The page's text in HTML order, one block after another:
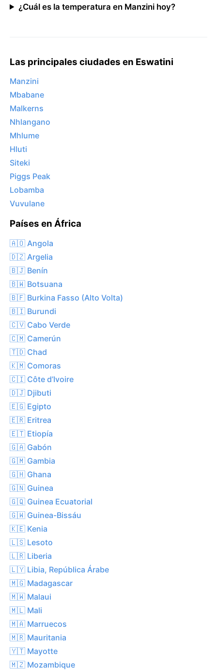
¿Cuál es la temperatura en Manzini hoy?
Las principales ciudades en Eswatini
Manzini
Mbabane
Malkerns
Nhlangano
Mhlume
Hluti
Siteki
Piggs Peak
Lobamba
Vuvulane
Países en África
🇦🇴 Angola
🇩🇿 Argelia
🇧🇯 Benín
🇧🇼 Botsuana
🇧🇫 Burkina Fasso (Alto Volta)
🇧🇮 Burundi
🇨🇻 Cabo Verde
🇨🇲 Camerún
🇹🇩 Chad
🇰🇲 Comoras
🇨🇮 Côte d’Ivoire
🇩🇯 Djibuti
🇪🇬 Egipto
🇪🇷 Eritrea
🇪🇹 Etiopía
🇬🇦 Gabón
🇬🇲 Gambia
🇬🇭 Ghana
🇬🇳 Guinea
🇬🇶 Guinea Ecuatorial
🇬🇼 Guinea-Bissáu
🇰🇪 Kenia
🇱🇸 Lesoto
🇱🇷 Liberia
🇱🇾 Libia, República Árabe
🇲🇬 Madagascar
🇲🇼 Malaui
🇲🇱 Mali
🇲🇦 Marruecos
🇲🇷 Mauritania
🇾🇹 Mayotte
🇲🇿 Mozambique